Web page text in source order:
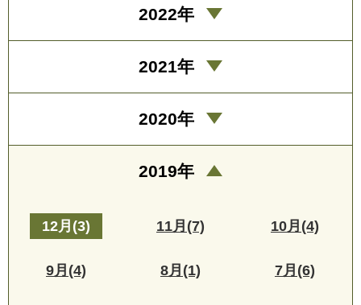
2022年
2021年
2020年
2019年
12月(3) 11月(7) 10月(4)
9月(4) 8月(1) 7月(6)